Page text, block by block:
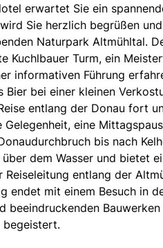
erwartet Sie ein
Sie herzlich begrüßen
Naturpark Altmühltal.
Kuchlbauer Turm, ein
informativen Führung
Bier bei einer kleinen
entlang der Donau fort
eine
bis nach
dem Wasser und bietet
entlang der
endet mit einem Besuch in
beeindruckenden
begeistert.